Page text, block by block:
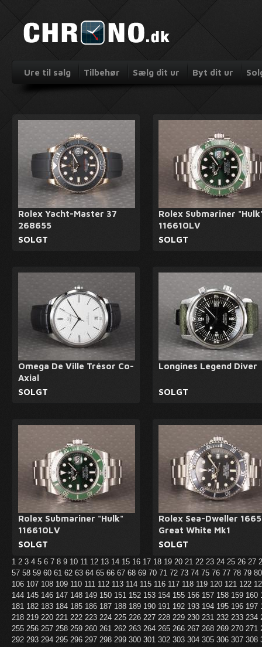
Ure til salg Tilbehør Sælg dit ur Byt dit ur
Rolex Yacht-Master 37
268655
SOLGT
Rolex Submariner
116610LV
SOLGT
Omega De Ville Trésor Co-
Axial
SOLGT
Longines Legend Diver
SOLGT
Rolex Submariner "Hulk"
116610LV
SOLGT
Rolex Sea-Dweller 1665
Great White Mk1
SOLGT
1 2 3 4 5 6 7 8 9 10 11 12 13 14 15 16 17 18 19 20 21 22 23 24 25 26 27
57 58 59 60 61 62 63 64 65 66 67 68 69 70 71 72 73 74 75 76 77 78 79
106 107 108 109 110 111 112 113 114 115 116 117 118 119 120 121 122
144 145 146 147 148 149 150 151 152 153 154 155 156 157 158 159 160
181 182 183 184 185 186 187 188 189 190 191 192 193 194 195 196 197
218 219 220 221 222 223 224 225 226 227 228 229 230 231 232 233 234
255 256 257 258 259 260 261 262 263 264 265 266 267 268 269 270 271
292 293 294 295 296 297 298 299 300 301 302 303 304 305 306 307 308